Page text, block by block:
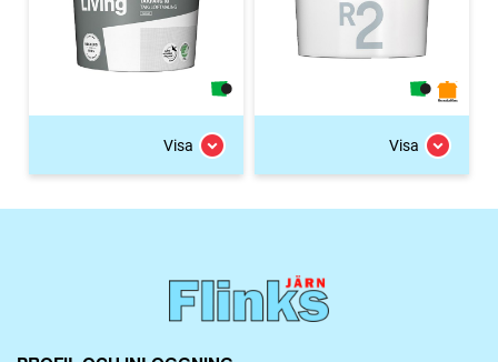
Visa Visa